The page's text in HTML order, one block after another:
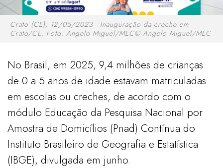
Crato (CE), 12/05/2023 - Inauguração da creche em
Crato/CE. Foto: Angelo Miguel/MEC© Angelo Miguel/MEC
No Brasil, em 2025, 9,4 milhões de crianças
de 0 a 5 anos de idade estavam matriculadas
em escolas ou creches, de acordo com o
módulo Educação da Pesquisa Nacional por
Amostra de Domicílios (Pnad) Contínua do
Instituto Brasileiro de Geografia e Estatística
(IBGE), divulgada em junho.